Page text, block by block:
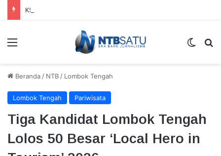
Menu
Beranda / NTB / Lombok Tengah
Lombok Tengah Pariwisata
Tiga Kandidat Lombok Tengah
Lolos 50 Besar ‘Local Hero in